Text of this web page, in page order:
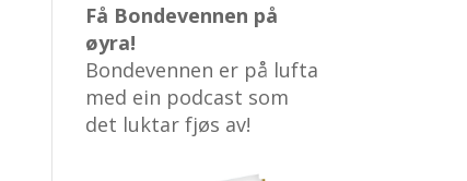
Få Bondevennen på
øyra!
Bondevennen er på lufta
med ein podcast som
det luktar fjøs av!